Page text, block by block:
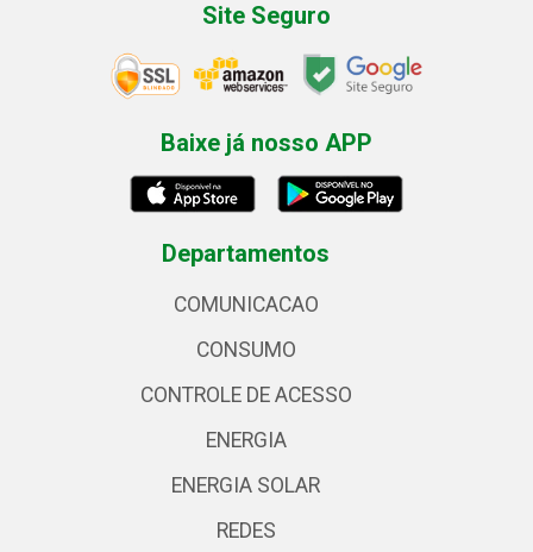
Site Seguro
Baixe já nosso APP
Departamentos
COMUNICACAO
CONSUMO
CONTROLE DE ACESSO
ENERGIA
ENERGIA SOLAR
REDES